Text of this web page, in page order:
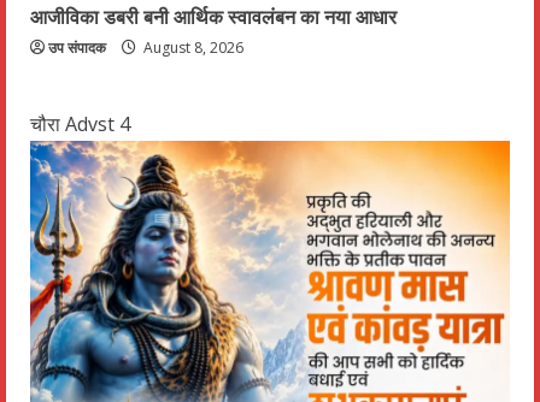
आजीविका डबरी बनी आर्थिक स्वावलंबन का नया आधार
उप संपादक August 8, 2026
चौरा Advst 4